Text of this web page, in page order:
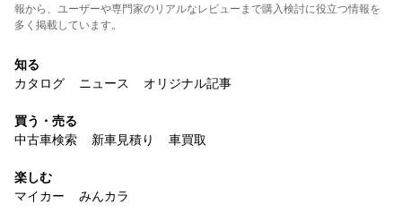
報から、ユーザーや専門家のリアルなレビューまで購入検討に役立つ情報を
多く掲載しています。
知る
カタログ
ニュース オリジナル記事
買う・売る
中古車検索
新車見積り 車買取
楽しむ
マイカー
みんカラ